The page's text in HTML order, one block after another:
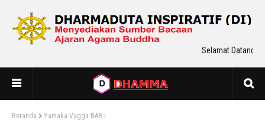
Selamat Datang
Beranda Yamaka Vagga BAB I